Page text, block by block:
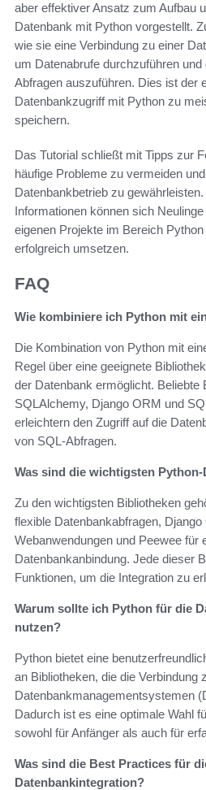
aber effektiver Ansatz zum Aufbau
Datenbank mit Python vorgestellt.
wie sie eine Verbindung zu einer
um Datenabrufe durchzuführen
Abfragen auszuführen. Dies ist der
Datenbankzugriff mit Python zu
speichern.
Das Tutorial schließt mit Tipps zur
häufige Probleme zu vermeiden
Datenbankbetrieb zu
Informationen können sich
eigenen Projekte im Bereich
erfolgreich umsetzen.
FAQ
Wie kombiniere ich Python mit
Die Kombination von Python mit
Regel über eine geeignete
der Datenbank ermöglicht. Beliebte
SQLAlchemy, Django ORM und
erleichtern den Zugriff auf die
von SQL-Abfragen.
Was sind die wichtigsten
Zu den wichtigsten Bibliotheken
flexible Datenbankabfragen,
Webanwendungen und Peewee für
Datenbankanbindung. Jede dieser
Funktionen, um die Integration zu
Warum sollte ich Python für die
nutzen?
Python bietet eine
an Bibliotheken, die die Verbindung
Datenbankmanagementsystemen
Dadurch ist es eine optimale Wahl
sowohl für Anfänger als auch für
Was sind die Best Practices für
Datenbankintegration?